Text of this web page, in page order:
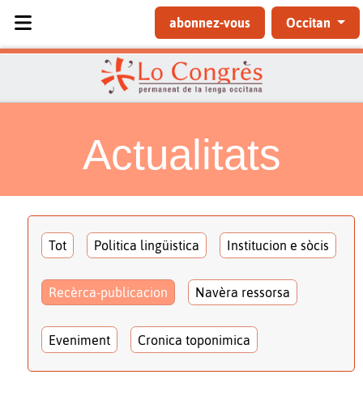
abonnez-vous Occitan
Actualitats
Tot Politica lingüistica Institucion e sòcis
Recèrca-publicacion Navèra ressorsa
Eveniment Cronica toponimica